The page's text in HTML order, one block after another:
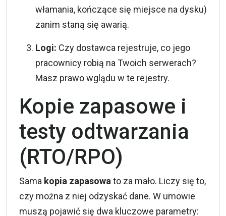
włamania, kończące się miejsce na dysku)
zanim staną się awarią.
Logi: Czy dostawca rejestruje, co jego
pracownicy robią na Twoich serwerach?
Masz prawo wglądu w te rejestry.
Kopie zapasowe i
testy odtwarzania
(RTO/RPO)
Sama kopia zapasowa to za mało. Liczy się to,
czy można z niej odzyskać dane. W umowie
muszą pojawić się dwa kluczowe parametry: